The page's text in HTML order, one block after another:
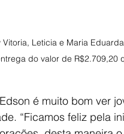
Vitoria, Leticia e Maria
do valor de R$2.709,20
é muito bom ver
“Ficamos feliz pela